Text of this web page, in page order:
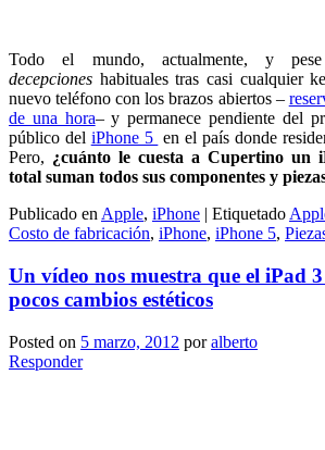
Todo el mundo, actualmente, y
decepciones habituales tras casi cualquier
nuevo teléfono con los brazos abiertos –
de una hora– y permanece pendiente del
público del iPhone 5 en el país donde
Pero, ¿cuánto le cuesta a Cupertino un
total suman todos sus componentes y
Publicado enApple, iPhone | Etiquetado
Costo de fabricación, iPhone, iPhone 5,
Un vídeo nos muestra que el iPad
pocos cambios estéticos
Posted on 5 marzo, 2012 poralberto
Responder